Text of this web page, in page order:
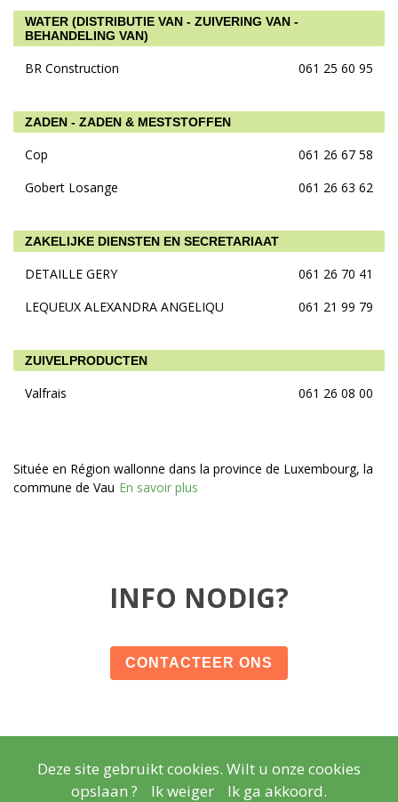
WATER (DISTRIBUTIE VAN - ZUIVERING VAN -
BEHANDELING VAN)
BR Construction 061 25 60 95
ZADEN - ZADEN & MESTSTOFFEN
Cop
061 26 67 58
Gobert Losange
061 26 63 62
ZAKELIJKE DIENSTEN EN SECRETARIAAT
DETAILLE GERY
061 26 70 41
LEQUEUX ALEXANDRA ANGELIQU
061 21 99 79
ZUIVELPRODUCTEN
Valfrais 061 26 08 00
Située en Région wallonne dans la province de Luxembourg, la
commune de Vau En savoir plus
INFO NODIG?
CONTACTEER ONS
© CopyrightWettelijke vermeldingen - Copyright2026
RealisatieLisara Agency
Deze site gebruikt cookies. Wilt u onze cookies
opslaan ?
Ik weiger Ik ga akkoord.